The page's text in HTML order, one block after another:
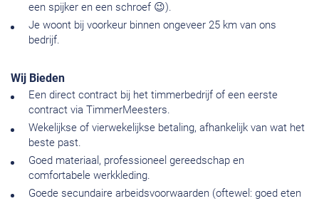
een spijker en een schroef 😉).
Je woont bij voorkeur binnen ongeveer 25 km van ons
bedrijf.
Wij Bieden
Een direct contract bij het timmerbedrijf of een eerste
contract via TimmerMeesters.
Wekelijkse of vierwekelijkse betaling, afhankelijk van wat het
beste past.
Goed materiaal, professioneel gereedschap en
comfortabele werkkleding.
Goede secundaire arbeidsvoorwaarden (oftewel: goed eten